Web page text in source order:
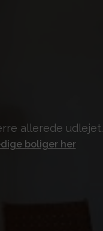
allerede udlejet.
boliger her